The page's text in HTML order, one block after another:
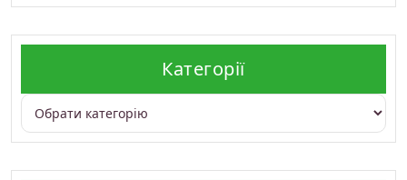
Категорії
Категорії